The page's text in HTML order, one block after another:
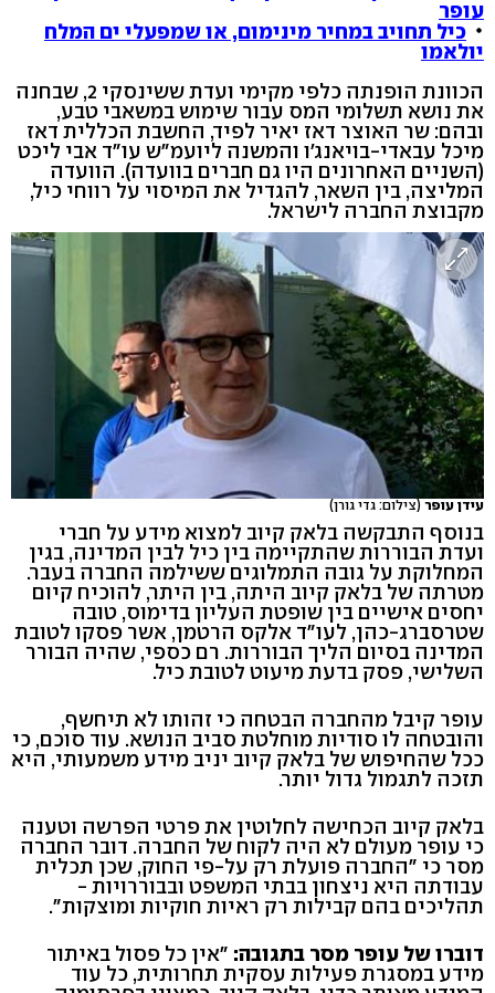
עופר
כיל תחויב במחיר מינימום, או שמפעלי ים המלח
יולאמו
הכוונת הופנתה כלפי מקימי ועדת ששינסקי 2, שבחנה
את נושא תשלומי המס עבור שימוש במשאבי טבע,
ובהם: שר האוצר דאז יאיר לפיד, החשבת הכללית דאז
מיכל עבאדי-בויאנג'ו והמשנה ליועמ"ש עו"ד אבי ליכט
(השניים האחרונים היו גם חברים בוועדה). הוועדה
המליצה, בין השאר, להגדיל את המיסוי על רווחי כיל,
מקבוצת החברה לישראל.
עידן עופר (צילום: גדי גורן)
בנוסף התבקשה בלאק קיוב למצוא מידע על חברי
ועדת הבוררות שהתקיימה בין כיל לבין המדינה, בגין
המחלוקת על גובה התמלוגים ששילמה החברה בעבר.
מטרתה של בלאק קיוב היתה, בין היתר, להוכיח קיום
יחסים אישיים בין שופטת העליון בדימוס, טובה
שטרסברג-כהן, לעו"ד אלקס הרטמן, אשר פסקו לטובת
המדינה בסיום הליך הבוררות. רם כספי, שהיה הבורר
השלישי, פסק בדעת מיעוט לטובת כיל.
עופר קיבל מהחברה הבטחה כי זהותו לא תיחשף,
והובטחה לו סודיות מוחלטת סביב הנושא. עוד סוכם, כי
ככל שהחיפוש של בלאק קיוב יניב מידע משמעותי, היא
תזכה לתגמול גדול יותר.
בלאק קיוב הכחישה לחלוטין את פרטי הפרשה וטענה
כי עופר מעולם לא היה לקוח של החברה. דובר החברה
מסר כי "החברה פועלת רק על-פי החוק, שכן תכלית
עבודתה היא ניצחון בבתי המשפט ובבוררויות -
תהליכים בהם קבילות רק ראיות חוקיות ומוצקות".
דוברו של עופר מסר בתגובה: "אין כל פסול באיתור
מידע במסגרת פעילות עסקית תחרותית, כל עוד